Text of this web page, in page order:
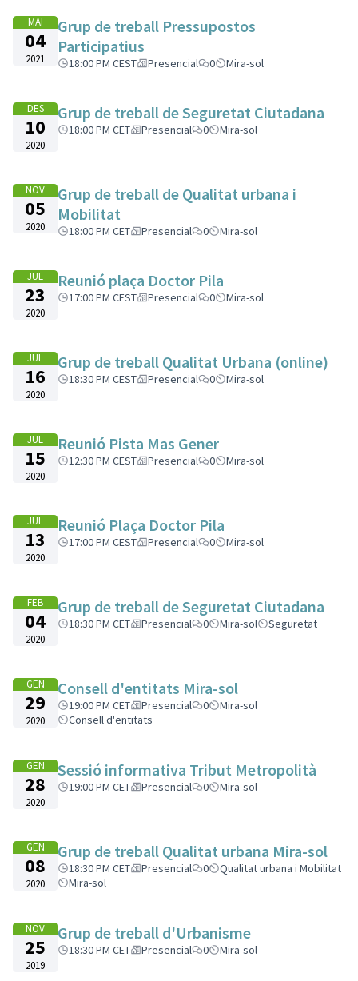
MAI
04
2021
Grup de treball Pressupostos
Participatius
18:00 PM CEST Presencial 0 Mira-sol
DES
10
2020
Grup de treball de Seguretat Ciutadana
18:00 PM CET Presencial 0 Mira-sol
NOV
05
2020
Grup de treball de Qualitat urbana i
Mobilitat
18:00 PM CET Presencial 0 Mira-sol
JUL
23
2020
Reunió plaça Doctor Pila
17:00 PM CEST Presencial 0 Mira-sol
JUL
16
2020
Grup de treball Qualitat Urbana (online)
18:30 PM CEST Presencial 0 Mira-sol
JUL
15
2020
Reunió Pista Mas Gener
12:30 PM CEST Presencial 0 Mira-sol
JUL
13
2020
Reunió Plaça Doctor Pila
17:00 PM CEST Presencial 0 Mira-sol
FEB
04
2020
Grup de treball de Seguretat Ciutadana
18:30 PM CET Presencial 0 Mira-sol Seguretat
GEN
29
2020
Consell d'entitats Mira-sol
19:00 PM CET Presencial 0
Mira-sol
Consell d'entitats
GEN
28
2020
Sessió informativa Tribut Metropolità
19:00 PM CET Presencial 0 Mira-sol
GEN
08
2020
Grup de treball Qualitat urbana Mira-sol
18:30 PM CET Presencial 0
Qualitat urbana i Mobilitat
Mira-sol
NOV
25
2019
Grup de treball d'Urbanisme
18:30 PM CET Presencial 0 Mira-sol